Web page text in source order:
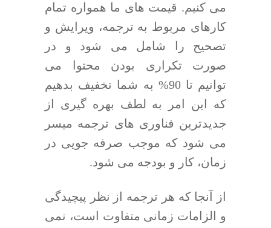
می کنیم. قیمت های ما همواره تمام
کارهای مربوط به ترجمه، ویرایش و
تصحیح را شامل می شود و در
صورت تکراری بودن محتوا می
توانیم تا 90% به شما تخفیف بدهیم
که این امر به لطف بهره گیری از
جدیدترین فناوری های ترجمه میسر
می شود که موجب صرفه جویی در
زمان، کار و بودجه می شود.
از آنجا که هر ترجمه از نظر پیچیدگی
و الزامات زمانی متفاوت است، نمی